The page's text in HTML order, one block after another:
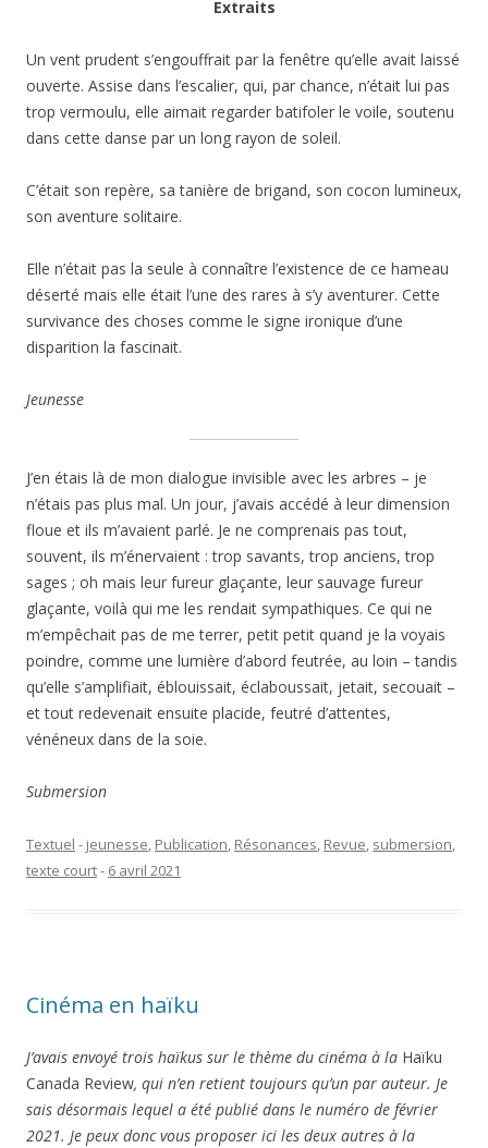
Extraits
Un vent prudent s’engouffrait par la fenêtre qu’elle avait laissé
ouverte. Assise dans l’escalier, qui, par chance, n’était lui pas
trop vermoulu, elle aimait regarder batifoler le voile, soutenu
dans cette danse par un long rayon de soleil.
C’était son repère, sa tanière de brigand, son cocon lumineux,
son aventure solitaire.
Elle n’était pas la seule à connaître l’existence de ce hameau
déserté mais elle était l’une des rares à s’y aventurer. Cette
survivance des choses comme le signe ironique d’une
disparition la fascinait.
Jeunesse
J’en étais là de mon dialogue invisible avec les arbres – je
n’étais pas plus mal. Un jour, j’avais accédé à leur dimension
floue et ils m’avaient parlé. Je ne comprenais pas tout,
souvent, ils m’énervaient : trop savants, trop anciens, trop
sages ; oh mais leur fureur glaçante, leur sauvage fureur
glaçante, voilà qui me les rendait sympathiques. Ce qui ne
m’empêchait pas de me terrer, petit petit quand je la voyais
poindre, comme une lumière d’abord feutrée, au loin – tandis
qu’elle s’amplifiait, éblouissait, éclaboussait, jetait, secouait –
et tout redevenait ensuite placide, feutré d’attentes,
vénéneux dans de la soie.
Submersion
Textuel - jeunesse, Publication, Résonances, Revue, submersion,
texte court- 6 avril 2021
Cinéma en haïku
J’avais envoyé trois haïkus sur le thème du cinéma à la Haïku
Canada Review, qui n’en retient toujours qu’un par auteur. Je
sais désormais lequel a été publié dans le numéro de février
2021. Je peux donc vous proposer ici les deux autres à la